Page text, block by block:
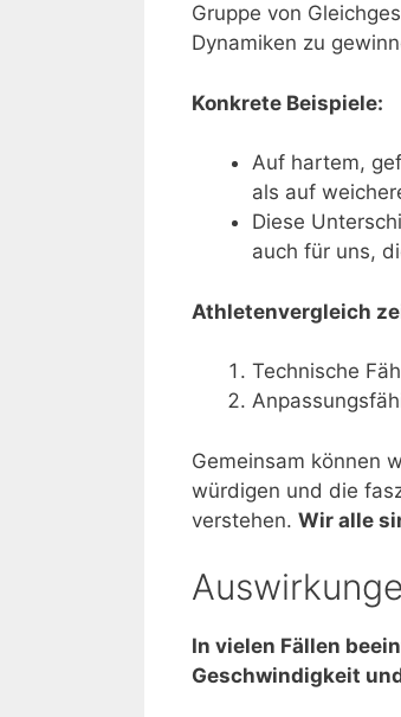
Gruppe von
Dynamiken zu
Konkrete Beispiele:
Auf hartem,
als auf
Diese
auch für uns,
Athletenvergleich
Technische
Gemeinsam können
würdigen und die
verstehen. Wir alle
In vielen Fällen
Geschwindigkeit